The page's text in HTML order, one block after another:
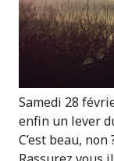
Samedi 28
enfin un lever
C’est beau, non